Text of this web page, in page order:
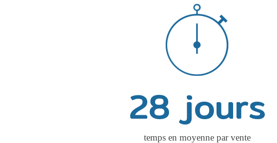
temps en moyenne par vente
28 jours